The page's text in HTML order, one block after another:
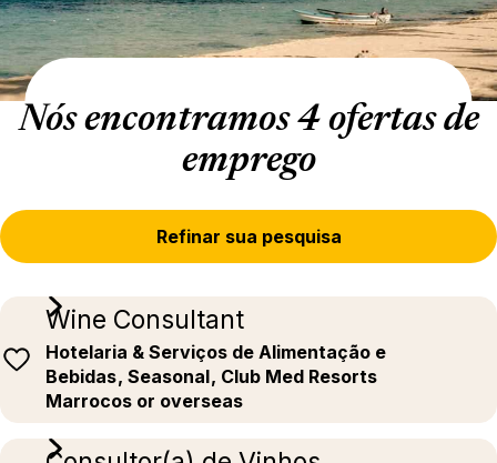
Nós encontramos 4 ofertas de
emprego
Refinar sua pesquisa
Wine Consultant
Hotelaria & Serviços de Alimentação e
Bebidas, Seasonal, Club Med Resorts
Marrocos or overseas